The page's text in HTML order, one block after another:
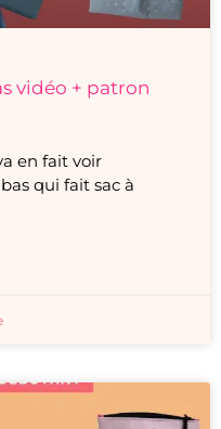
vidéo + patron
en fait voir
qui fait sac à